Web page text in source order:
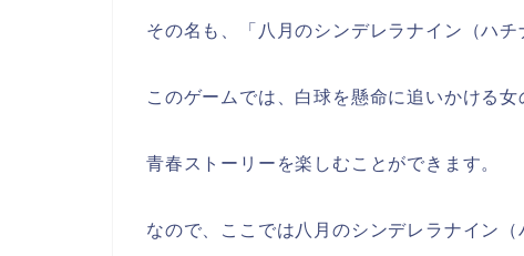
その名も、「八月のシンデレラナイン（ハチ
このゲームでは、白球を懸命に追いかける女
青春ストーリーを楽しむことができます。
なので、ここでは八月のシンデレラナイン（